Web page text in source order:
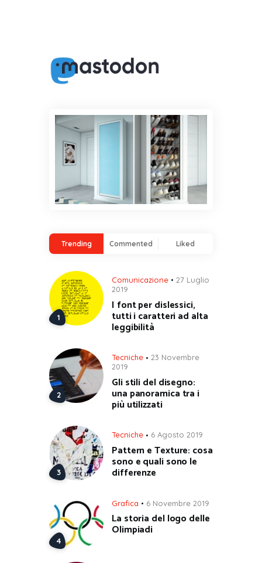
Trending Commented Liked
Comunicazione
27 Luglio
2019
I font per dislessici,
tutti i caratteri ad alta
leggibilità
Tecniche
23 Novembre
2019
Gli stili del disegno:
una panoramica tra i
più utilizzati
Tecniche 6 Agosto 2019
Pattern e Texture: cosa
sono e quali sono le
differenze
Grafica 6 Novembre 2019
La storia del logo delle
Olimpiadi